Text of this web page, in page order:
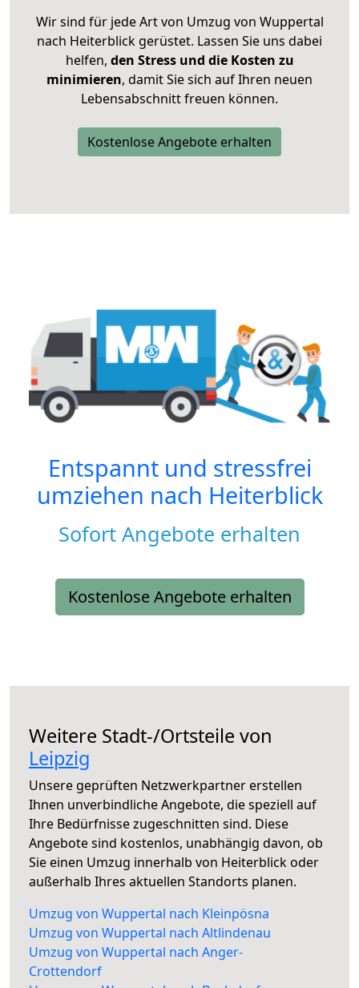
Wir sind für jede Art von Umzug von Wuppertal
nach Heiterblick gerüstet. Lassen Sie uns dabei
helfen, den Stress und die Kosten zu
minimieren, damit Sie sich auf Ihren neuen
Lebensabschnitt freuen können.
Kostenlose Angebote erhalten
Entspannt und stressfrei
umziehen nach Heiterblick
Sofort Angebote erhalten
Kostenlose Angebote erhalten
Weitere Stadt-/Ortsteile von
Leipzig
Unsere geprüften Netzwerkpartner erstellen
Ihnen unverbindliche Angebote, die speziell auf
Ihre Bedürfnisse zugeschnitten sind. Diese
Angebote sind kostenlos, unabhängig davon, ob
Sie einen Umzug innerhalb von Heiterblick oder
außerhalb Ihres aktuellen Standorts planen.
Umzug von Wuppertal nach Kleinpösna
Umzug von Wuppertal nach Altlindenau
Umzug von Wuppertal nach Anger-
Crottendorf